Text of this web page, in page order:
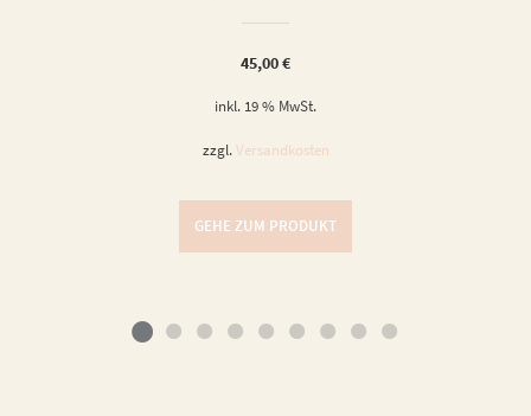
45,00€
inkl. 19 % MwSt.
zzgl. Versandkosten
GEHE ZUM PRODUKT